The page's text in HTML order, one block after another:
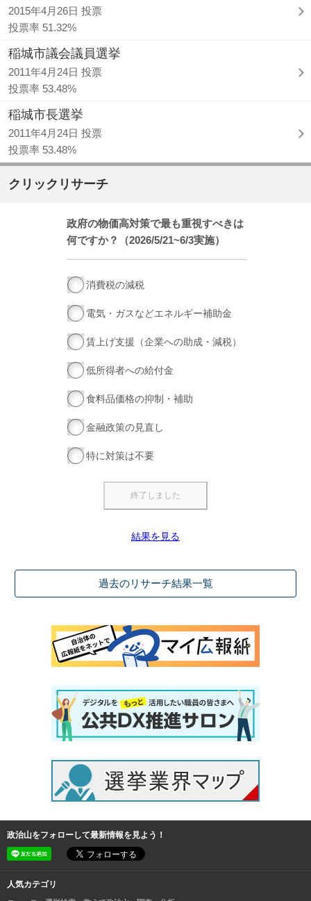
2015年4月26日 投票
投票率 51.32%
稲城市議会議員選挙
2011年4月24日 投票
投票率 53.48%
稲城市長選挙
2011年4月24日 投票
投票率 53.48%
クリックリサーチ
政府の物価高対策で最も重視すべきは
何ですか？（2026/5/21~6/3実施）
消費税の減税
電気・ガスなどエネルギー補助金
賃上げ支援（企業への助成・減税）
低所得者への給付金
食料品価格の抑制・補助
金融政策の見直し
特に対策は不要
結果を見る
過去のリサーチ結果一覧
政治山をフォローして最新情報を見よう！
人気カテゴリ